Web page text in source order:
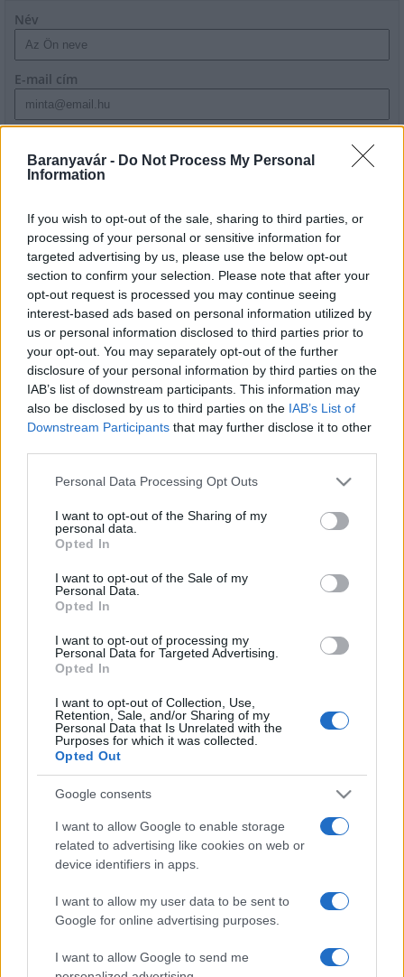
Baranyavár - Do Not Process My Personal
Information
If you wish to opt-out of the sale, sharing to third parties, or
processing of your personal or sensitive information for
targeted advertising by us, please use the below opt-out
section to confirm your selection. Please note that after your
opt-out request is processed you may continue seeing
interest-based ads based on personal information utilized by
us or personal information disclosed to third parties prior to
your opt-out. You may separately opt-out of the further
disclosure of your personal information by third parties on the
IAB’s list of downstream participants. This information may
also be disclosed by us to third parties on the IAB’s List of
Downstream Participants that may further disclose it to other
Please note that this website/app uses one or more Google
not limited to your visit or usage behaviour. You may click to
grant or deny consent to Google and its third-party tags to
use your data for below specified purposes in below Google
consent section.
Personal Data Processing Opt Outs
I want to opt-out of the Sharing of my
personal data.
Opted In
I want to opt-out of the Sale of my
Personal Data.
Opted In
I want to opt-out of processing my
Personal Data for Targeted Advertising.
Opted In
I want to opt-out of Collection, Use,
Retention, Sale, and/or Sharing of my
Personal Data that Is Unrelated with the
Purposes for which it was collected.
Opted Out
Google consents
I want to allow Google to enable storage
related to advertising like cookies on web or
device identifiers in apps.
I want to allow my user data to be sent to
Google for online advertising purposes.
I want to allow Google to send me
Név
E-mail cím
szabályzatot!
HÍRDETÉS
LEGFRISSEBB
Országos hírek
Megérkezett az eső a Duna vízgyűjtőjére
Helyi hírek
másodfokúra csökken a riasztás
Országos hírek
Egyetem
HÍRDETÉS
HÍRDETÉS
LEGOLVASOTTABB
Szerdától rárajtolhatunk a jövő nyári